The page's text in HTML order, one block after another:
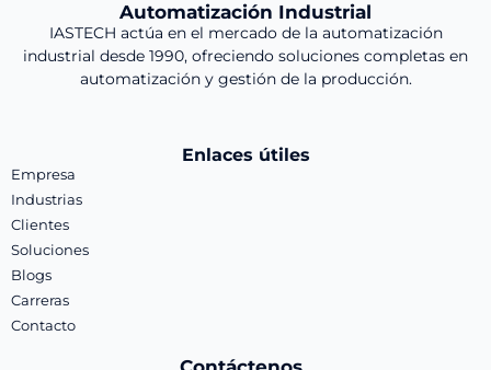
Automatización Industrial
IASTECH actúa en el mercado de la automatización
industrial desde 1990, ofreciendo soluciones completas en
automatización y gestión de la producción.
Enlaces útiles
Empresa
Industrias
Clientes
Soluciones
Blogs
Carreras
Contacto